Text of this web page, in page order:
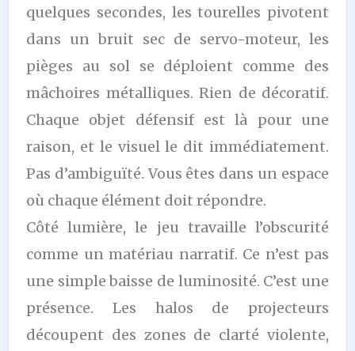
quelques secondes, les tourelles pivotent
dans un bruit sec de servo-moteur, les
pièges au sol se déploient comme des
mâchoires métalliques. Rien de décoratif.
Chaque objet défensif est là pour une
raison, et le visuel le dit immédiatement.
Pas d’ambiguïté. Vous êtes dans un espace
où chaque élément doit répondre.
Côté lumière, le jeu travaille l’obscurité
comme un matériau narratif. Ce n’est pas
une simple baisse de luminosité. C’est une
présence. Les halos de projecteurs
découpent des zones de clarté violente,